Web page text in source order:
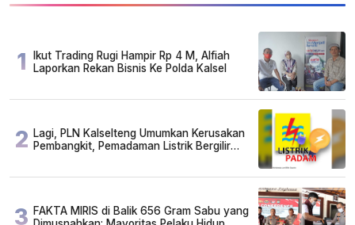
1
Ikut Trading Rugi Hampir Rp 4 M, Alfiah
Laporkan Rekan Bisnis Ke Polda Kalsel
2 Lagi, PLN Kalselteng Umumkan Kerusakan
Pembangkit, Pemadaman Listrik Bergilir
3 FAKTA MIRIS di Balik 656 Gram Sabu yang